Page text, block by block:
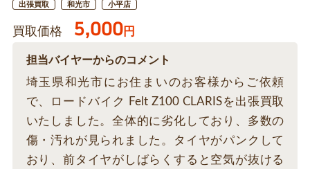
出張買取 和光市 小平店
買取価格 5,000円
担当バイヤーからのコメント
埼玉県和光市にお住まいのお客様からご依頼
で、ロードバイク Felt Z100 CLARISを出張買取
いたしました。全体的に劣化しており、多数の
傷・汚れが見られました。タイヤがパンクして
おり、前タイヤがしばらくすると空気が抜ける